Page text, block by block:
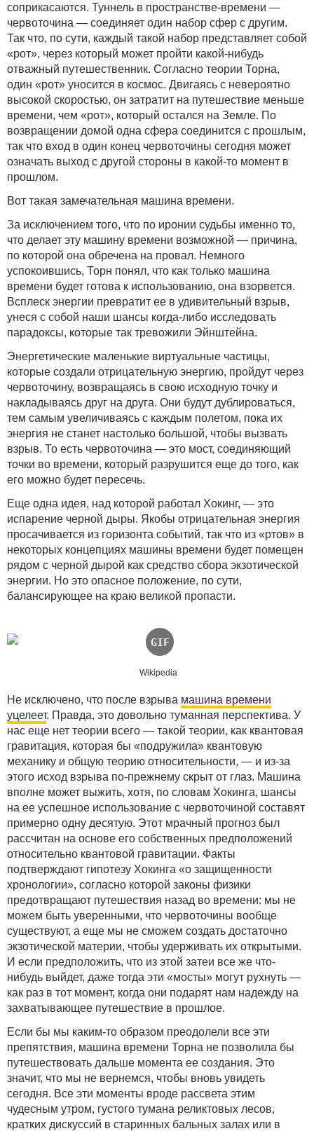
соприкасаются. Туннель в пространстве-времени —
червоточина — соединяет один набор сфер с другим.
Так что, по сути, каждый такой набор представляет собой
«рот», через который может пройти какой-нибудь
отважный путешественник. Согласно теории Торна,
один «рот» уносится в космос. Двигаясь с невероятно
высокой скоростью, он затратит на путешествие меньше
времени, чем «рот», который остался на Земле. По
возвращении домой одна сфера соединится с прошлым,
так что вход в один конец червоточины сегодня может
означать выход с другой стороны в какой-то момент в
прошлом.
Вот такая замечательная машина времени.
За исключением того, что по иронии судьбы именно то,
что делает эту машину времени возможной — причина,
по которой она обречена на провал. Немного
успокоившись, Торн понял, что как только машина
времени будет готова к использованию, она взорвется.
Всплеск энергии превратит ее в удивительный взрыв,
унеся с собой наши шансы когда-либо исследовать
парадоксы, которые так тревожили Эйнштейна.
Энергетические маленькие виртуальные частицы,
которые создали отрицательную энергию, пройдут через
червоточину, возвращаясь в свою исходную точку и
накладываясь друг на друга. Они будут дублироваться,
тем самым увеличиваясь с каждым полетом, пока их
энергия не станет настолько большой, чтобы вызвать
взрыв. То есть червоточина — это мост, соединяющий
точки во времени, который разрушится еще до того, как
его можно будет пересечь.
Еще одна идея, над которой работал Хокинг, — это
испарение черной дыры. Якобы отрицательная энергия
просачивается из горизонта событий, так что из «ртов» в
некоторых концепциях машины времени будет помещен
рядом с черной дырой как средство сбора экзотической
энергии. Но это опасное положение, по сути,
балансирующее на краю великой пропасти.
Wikipedia
Не исключено, что после взрыва машина времени
уцелеет. Правда, это довольно туманная перспектива. У
нас еще нет теории всего — такой теории, как квантовая
гравитация, которая бы «подружила» квантовую
механику и общую теорию относительности, — и из-за
этого исход взрыва по-прежнему скрыт от глаз. Машина
вполне может выжить, хотя, по словам Хокинга, шансы
на ее успешное использование с червоточиной составят
примерно одну десятую. Этот мрачный прогноз был
рассчитан на основе его собственных предположений
относительно квантовой гравитации. Факты
подтверждают гипотезу Хокинга «о защищенности
хронологии», согласно которой законы физики
предотвращают путешествия назад во времени: мы не
можем быть уверенными, что червоточины вообще
существуют, а еще мы не сможем создать достаточно
экзотической материи, чтобы удерживать их открытыми.
И если предположить, что из этой затеи все же что-
нибудь выйдет, даже тогда эти «мосты» могут рухнуть —
как раз в тот момент, когда они подарят нам надежду на
захватывающее путешествие в прошлое.
Если бы мы каким-то образом преодолели все эти
препятствия, машина времени Торна не позволила бы
путешествовать дальше момента ее создания. Это
значит, что мы не вернемся, чтобы вновь увидеть
сегодня. Все эти моменты вроде рассвета этим
чудесным утром, густого тумана реликтовых лесов,
кратких дискуссий в старинных бальных залах или в